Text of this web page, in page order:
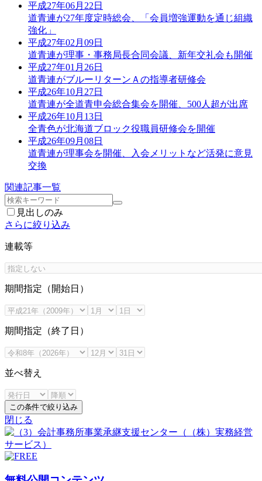
平成27年06月22日
道青連が27年度定時総会、「会員増強運動を通じ組織
強化」
平成27年02月09日
道青連が理事・事務局長合同会議、新年交礼会も開催
平成27年01月26日
道青連がブルーリターンＡの指導者研修会
平成26年10月27日
道青連が全道青申会総合集会を開催、500人超が出席
平成26年10月13日
全青色が北海道ブロック役職員研修会を開催
平成26年09月08日
道青連が理事会を開催、入会メリットなど活発に意見
交換
関連記事一覧
見出しのみ
さらに絞り込み
連載等
期間指定（開始日）
期間指定（終了日）
並べ替え
この条件で絞り込み
閉じる